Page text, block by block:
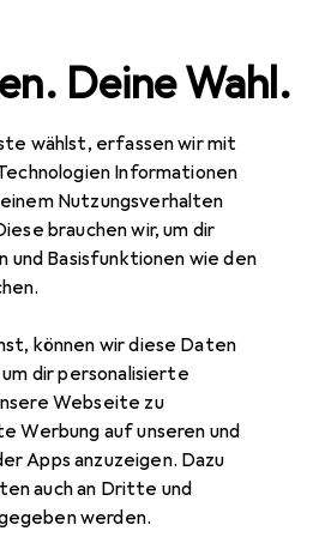
Deine Wahl.
wählst, erfassen wir mit
Informationen
Nutzungsverhalten
brauchen wir, um dir
und Basisfunktionen wie den
können wir diese Daten
dir personalisierte
Webseite zu
Werbung auf unseren und
Apps anzuzeigen. Dazu
auch an Dritte und
werden.
Büro + Schreibwaren
Flesh and Fire –
Deutsch, Jennifer L.